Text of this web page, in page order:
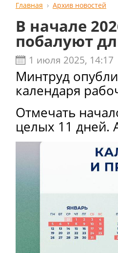
Главная Архив новостей
В начале
побалуют
1 июля 2025, 14:17
Минтруд
календаря
Отмечать
целых 11 дней.